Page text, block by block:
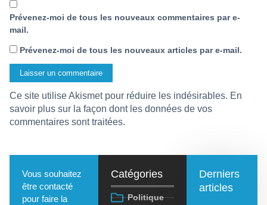
Prévenez-moi de tous les nouveaux commentaires par e-
mail.
Prévenez-moi de tous les nouveaux articles par e-mail.
Ce site utilise Akismet pour réduire les indésirables. En
savoir plus sur la façon dont les données de vos
commentaires sont traitées.
Vous souhaitez
être contacté
pour faire la
Catégories
Politique
Derniers
articles